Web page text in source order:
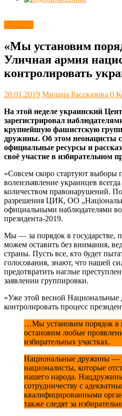
«Мы установим
Уличная армия
контролировать
20.01.2019 Милана Рассказова 0
На этой неделе украинский
зарегистрировал
крупнейшую фашистскую
дружины. Об этом неонацисты
официальные ресурсы и
своё участие в избирательном
«Совсем скоро стартуют выборы
волеизъявление украинцев
количеством правонарушений.
разрешения ЦИК, ОО
официальными наблюдателями
президента-2019.
Мы — за порядок в государстве,
можем оставить без внимания,
страны. Пусть все, кто будет
голосования, знают, что нашей
предотвратить наглые
заявлении группировки.
«Уже этой весной Национальные
контролировать процесс
…Мы установим порядок в
остановим любые
избирательных участках.
Национальные дружины —
националисты, которые
нашего народа.
сотрудничеству с
квалифицированными
также следят за